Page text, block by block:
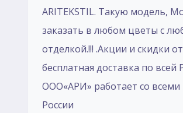
ARITEKSTIL. Такую модель,
заказать в любом цветы с
отделкой.!!! .Акции и скидки
бесплатная доставка по всей
ООО«АРИ» работает со
России